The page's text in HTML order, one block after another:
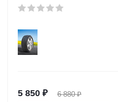
5 850 ₽ 6 880₽